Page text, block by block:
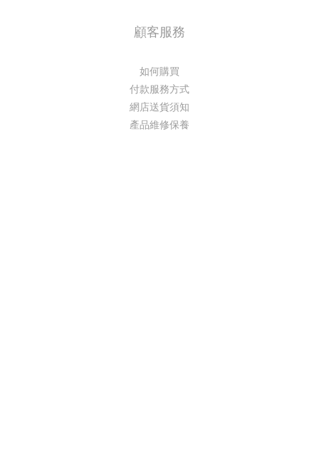
顧客服務
如何購買
付款服務方式
網店送貨須知
產品維修保養